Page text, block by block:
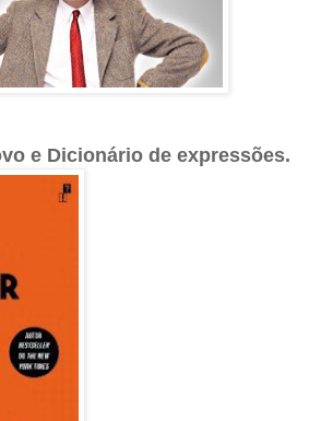
e Dicionário de expressões.